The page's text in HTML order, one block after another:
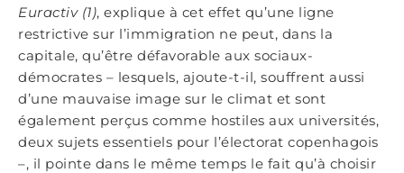
Euractiv (1), explique à cet effet qu’une ligne
restrictive sur l’immigration ne peut, dans la
capitale, qu’être défavorable aux sociaux-
démocrates – lesquels, ajoute-t-il, souffrent aussi
d’une mauvaise image sur le climat et sont
également perçus comme hostiles aux universités,
deux sujets essentiels pour l’électorat copenhagois
–, il pointe dans le même temps le fait qu’à choisir